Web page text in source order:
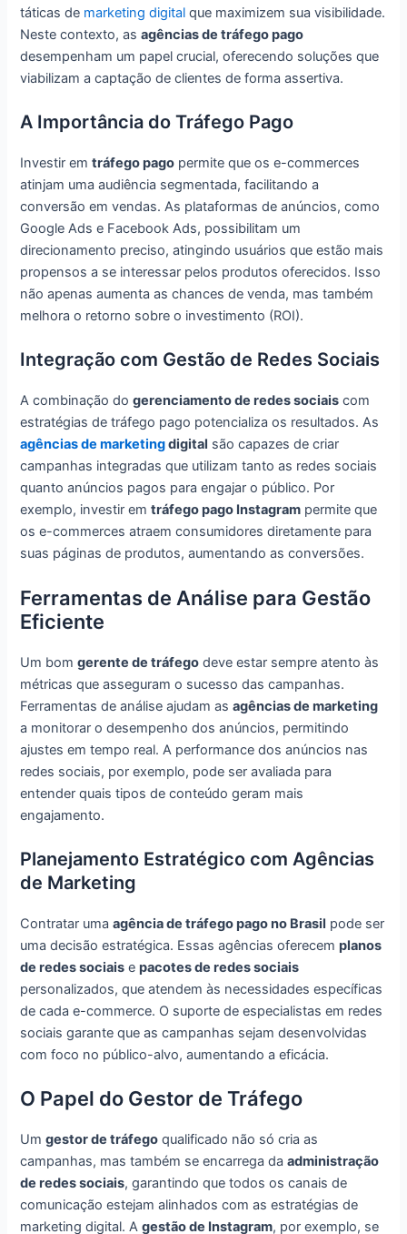
táticas de marketing digital que maximizem sua visibilidade.
Neste contexto, asagências de tráfego pago
desempenham um papel crucial, oferecendo soluções que
viabilizam a captação de clientes de forma assertiva.
A Importância do Tráfego Pago
Investir emtráfego pago permite que os e-commerces
atinjam uma audiência segmentada, facilitando a
conversão em vendas. As plataformas de anúncios, como
Google Ads e Facebook Ads, possibilitam um
direcionamento preciso, atingindo usuários que estão mais
propensos a se interessar pelos produtos oferecidos. Isso
não apenas aumenta as chances de venda, mas também
melhora o retorno sobre o investimento (ROI).
Integração com Gestão de Redes Sociais
A combinação dogerenciamento de redes sociais com
estratégias de tráfego pago potencializa os resultados. As
agências de marketingdigital são capazes de criar
campanhas integradas que utilizam tanto as redes sociais
quanto anúncios pagos para engajar o público. Por
exemplo, investir emtráfego pago Instagram permite que
os e-commerces atraem consumidores diretamente para
suas páginas de produtos, aumentando as conversões.
Ferramentas de Análise para Gestão
Eficiente
Um bomgerente de tráfego deve estar sempre atento às
métricas que asseguram o sucesso das campanhas.
Ferramentas de análise ajudam asagências de marketing
a monitorar o desempenho dos anúncios, permitindo
ajustes em tempo real. A performance dos anúncios nas
redes sociais, por exemplo, pode ser avaliada para
entender quais tipos de conteúdo geram mais
engajamento.
Planejamento Estratégico com Agências
de Marketing
Contratar umaagência de tráfego pago no Brasil pode ser
uma decisão estratégica. Essas agências oferecemplanos
de redes sociais epacotes de redes sociais
personalizados, que atendem às necessidades específicas
de cada e-commerce. O suporte de especialistas em redes
sociais garante que as campanhas sejam desenvolvidas
com foco no público-alvo, aumentando a eficácia.
O Papel do Gestor de Tráfego
Umgestor de tráfego qualificado não só cria as
campanhas, mas também se encarrega daadministração
de redes sociais, garantindo que todos os canais de
comunicação estejam alinhados com as estratégias de
marketing digital. Agestão de Instagram, por exemplo, se